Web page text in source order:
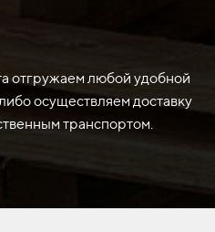
отгружаем любой удобной
осуществляем доставку
транспортом.